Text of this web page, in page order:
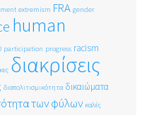
extremism FRA gender
human
participation progress racism
διακρίσεις
διαπολιτισμικότητα δικαιώματα
των φύλων καλές